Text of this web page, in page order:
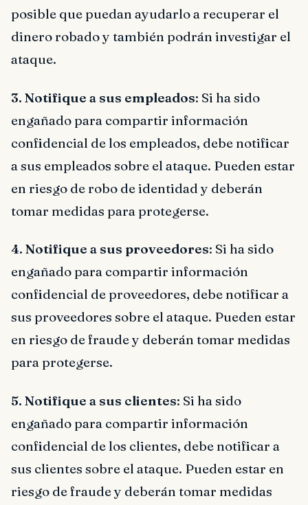
posible que puedan ayudarlo a recuperar el
dinero robado y también podrán investigar el
ataque.
3. Notifique a sus empleados: Si ha sido
engañado para compartir información
confidencial de los empleados, debe notificar
a sus empleados sobre el ataque. Pueden estar
en riesgo de robo de identidad y deberán
tomar medidas para protegerse.
4. Notifique a sus proveedores: Si ha sido
engañado para compartir información
confidencial de proveedores, debe notificar a
sus proveedores sobre el ataque. Pueden estar
en riesgo de fraude y deberán tomar medidas
para protegerse.
5. Notifique a sus clientes: Si ha sido
engañado para compartir información
confidencial de los clientes, debe notificar a
sus clientes sobre el ataque. Pueden estar en
riesgo de fraude y deberán tomar medidas